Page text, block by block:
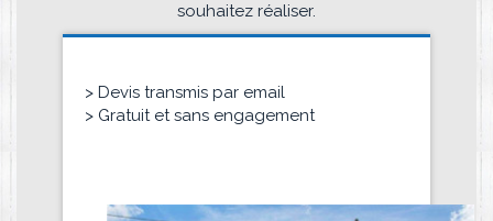
souhaitez réaliser.
> Devis transmis par email
> Gratuit et sans engagement